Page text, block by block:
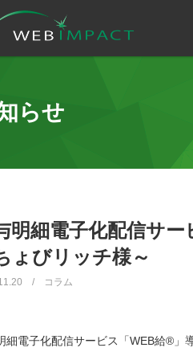
らせ
明細電子化配信サ
ょびリッチ様～
/ コラム
細電子化配信サービス「WEB給®️」